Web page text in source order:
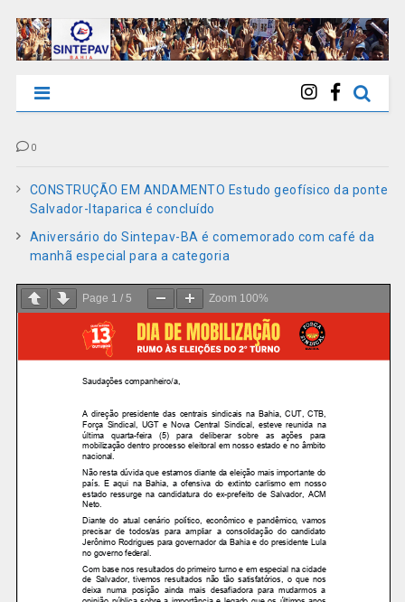
0
CONSTRUÇÃO EM ANDAMENTO Estudo geofísico da ponte
Salvador-Itaparica é concluído
Aniversário do Sintepav-BA é comemorado com café da
manhã especial para a categoria
Page 1 / 5 Zoom 100%